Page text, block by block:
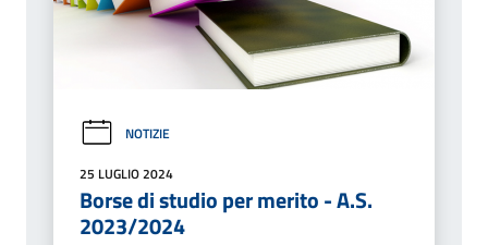
NOTIZIE
25 LUGLIO 2024
Borse di studio per merito - A.S.
2023/2024